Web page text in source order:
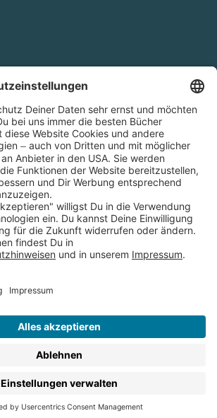
(Affiliate)
ab 9,00 € Bestellwert innerhalb
Werktage innerhalb Deutschlands
Verlag GmbH, Blumenstraße 36, D-70182